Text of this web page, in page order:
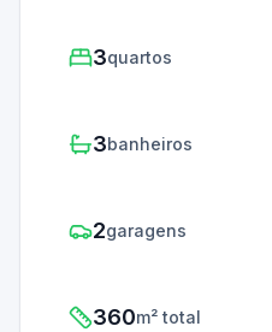
3quartos
3banheiros
2garagens
360m² total